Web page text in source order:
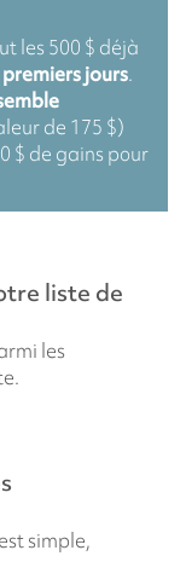
les 500 $ déjà
premiers jours.
de 175 $)
$ de gains pour
liste de
les
est simple,